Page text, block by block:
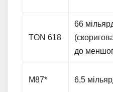
TON 618
66
до
M87* 6,5